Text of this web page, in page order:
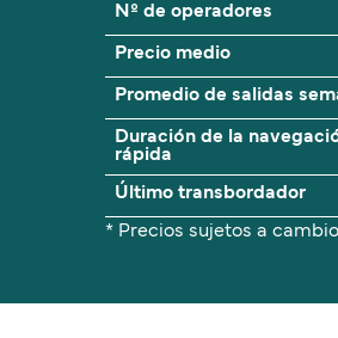
Nº de operadores
Precio medio
Promedio de salidas
Duración de la
rápida
Último transbordador
* Precios sujetos a